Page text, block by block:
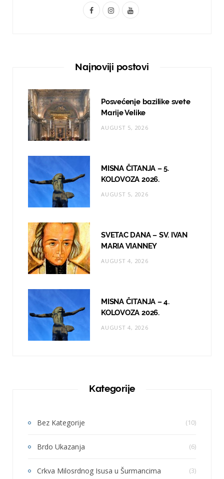
F
I
t
r
a
Y
T
e
Najnoviji postovi
Posvećenje bazilike svete
Marije Velike
AUGUST 5, 2026
MISNA ČITANJA – 5.
KOLOVOZA 2026.
AUGUST 5, 2026
SVETAC DANA – SV. IVAN
MARIA VIANNEY
AUGUST 4, 2026
MISNA ČITANJA – 4.
KOLOVOZA 2026.
AUGUST 4, 2026
Kategorije
Bez Kategorije (10)
Brdo Ukazanja (6)
Crkva Milosrdnog Isusa u Šurmancima (3)